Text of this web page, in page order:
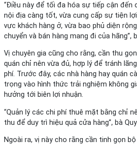
“Điều này để tối đa hóa sự tiếp cận đến
nội địa càng tốt, vừa cung cấp sự tiện
vực khách hàng ở, vừa bao phủ diện
chuyển và bán hàng mang đi của hãng”,
Vị chuyên gia cũng cho rằng, cần thu
quán chỉ nên vừa đủ, hợp lý để tránh
phí. Trước đây, các nhà hàng hay quán
trọng vào hình thức trải nghiệm không
hưởng tới biên lợi nhuận.
“Quản lý các chi phí thuê mặt bằng chỉ
thu để duy trì hiệu quả cửa hàng”, bà
Ngoài ra, vị này cho rằng cần tinh gọn